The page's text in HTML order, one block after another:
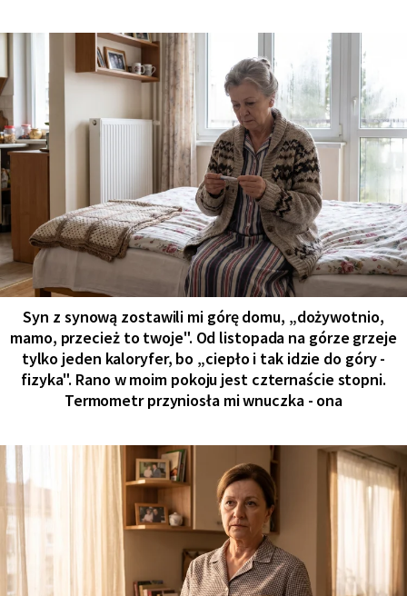
Syn z synową zostawili mi górę domu, „dożywotnio,
mamo, przecież to twoje". Od listopada na górze grzeje
tylko jeden kaloryfer, bo „ciepło i tak idzie do góry -
fizyka". Rano w moim pokoju jest czternaście stopni.
Termometr przyniosła mi wnuczka - ona